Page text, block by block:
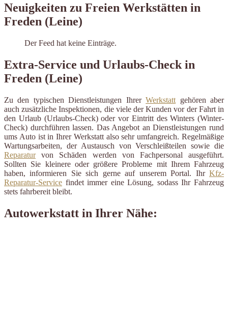
Neuigkeiten zu Freien Werkstätten in
Freden (Leine)
Der Feed hat keine Einträge.
Extra-Service und Urlaubs-Check in
Freden (Leine)
Zu den typischen Dienstleistungen IhrerWerkstatt gehören aber
auch zusätzliche Inspektionen, die viele der Kunden vor der Fahrt in
den Urlaub (Urlaubs-Check) oder vor Eintritt des Winters (Winter-
Check) durchführen lassen. Das Angebot an Dienstleistungen rund
ums Auto ist in Ihrer Werkstatt also sehr umfangreich. Regelmäßige
Wartungsarbeiten, der Austausch von Verschleißteilen sowie die
Reparaturvon Schäden werden von Fachpersonal ausgeführt.
Sollten Sie kleinere oder größere Probleme mit Ihrem Fahrzeug
haben, informieren Sie sich gerne auf unserem Portal. Ihr Kfz-
Reparatur-Service findet immer eine Lösung, sodass Ihr Fahrzeug
stets fahrbereit bleibt.
Autowerkstatt in Ihrer Nähe: